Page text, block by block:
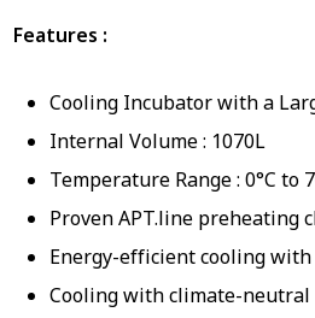
Features :
Cooling Incubator with a
Internal Volume : 1070L
Temperature Range : 0°C to
Proven APT.line preheating
Energy-efficient cooling
Cooling with climate-